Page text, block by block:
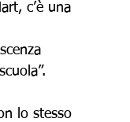
c’è una
lo stesso